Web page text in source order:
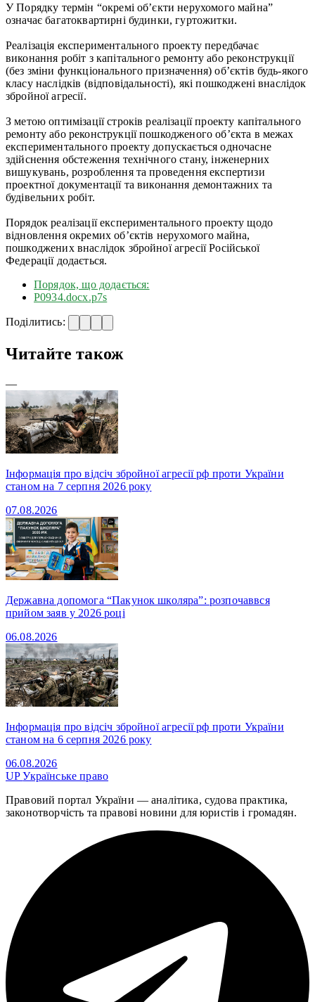
У Порядку термін “окремі об’єкти нерухомого майна”
означає багатоквартирні будинки, гуртожитки.
Реалізація експериментального проекту передбачає
виконання робіт з капітального ремонту або реконструкції
(без зміни функціонального призначення) об’єктів будь-якого
класу наслідків (відповідальності), які пошкоджені внаслідок
збройної агресії.
З метою оптимізації строків реалізації проекту капітального
ремонту або реконструкції пошкодженого об’єкта в межах
експериментального проекту допускається одночасне
здійснення обстеження технічного стану, інженерних
вишукувань, розроблення та проведення експертизи
проектної документації та виконання демонтажних та
будівельних робіт.
Порядок реалізації експериментального проекту щодо
відновлення окремих об’єктів нерухомого майна,
пошкоджених внаслідок збройної агресії Російської
Федерації додається.
Порядок, що додається:
Р0934.docx.p7s
Поділитись:
Читайте також
—
Інформація про відсіч збройної агресії рф проти України
станом на 7 серпня 2026 року
07.08.2026
Державна допомога “Пакунок школяра”: розпочаввся
прийом заяв у 2026 році
06.08.2026
Інформація про відсіч збройної агресії рф проти України
станом на 6 серпня 2026 року
06.08.2026
UPУкраїнське право
Правовий портал України — аналітика, судова практика,
законотворчість та правові новини для юристів і громадян.